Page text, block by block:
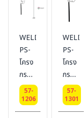
สูง 1
เมตร
WELDING-
PS-
โครง
กรวย
ลม
บอก
ทิศทาง
57-
1206
PS-
โครง
กรวย
ลม
บอก
ทิศทาง
57-
1301